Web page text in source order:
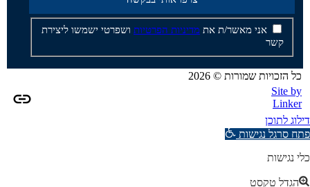
אני מאשר/ת את מדיניות הפרטיות ושפרטי ישמשו ליצירת
קשר
כל הזכויות שמורות © 2026
Site by
Linker
דילוג לתוכן
פתח סרגל נגישות
כלי נגישות
הגדל טקסט